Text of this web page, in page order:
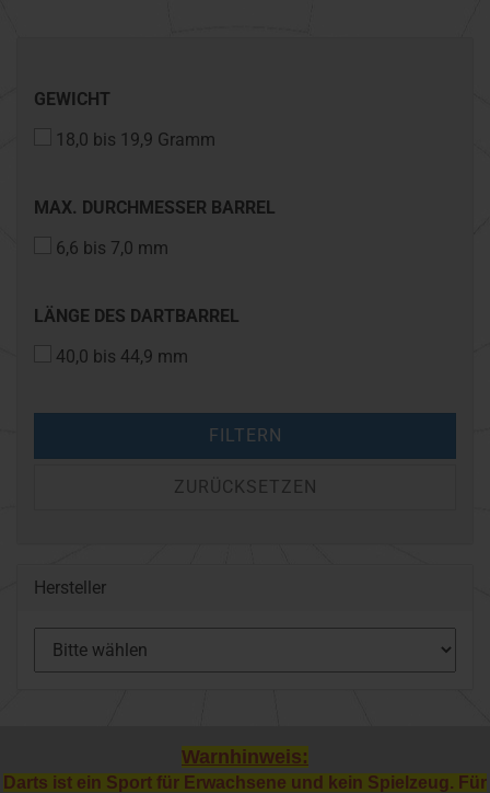
GEWICHT
GEWICHT
18,0 bis 19,9 Gramm
MAX.
BARREL
MAX. DURCHMESSER BARREL
6,6 bis 7,0 mm
LÄNGE
DARTBARREL
LÄNGE DES DARTBARREL
40,0 bis 44,9 mm
FILTERN
ZURÜCKSETZEN
Hersteller
Warnhinweis:
Darts ist ein Sport für Erwachsene und kein Spielzeug. Für